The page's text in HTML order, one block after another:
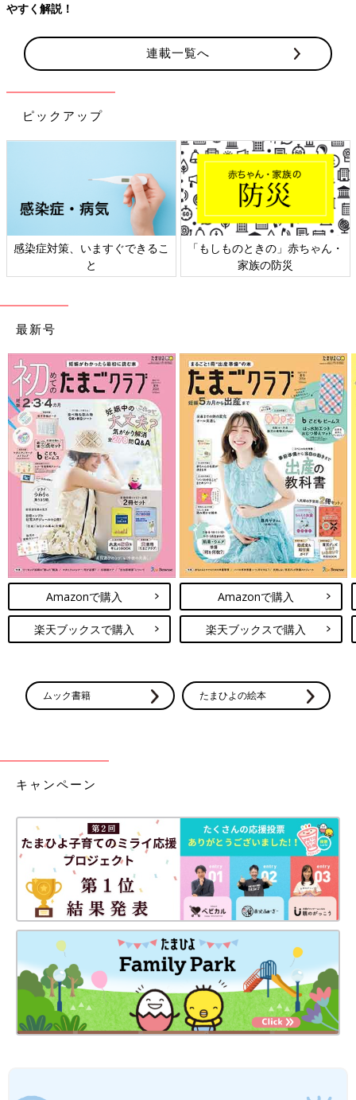
やすく解説！
連載一覧へ
ピックアップ
感染症対策、いますぐできるこ
と
「もしものときの」赤ちゃん・
家族の防災
最新号
Amazonで購入
楽天ブックスで購入
Amazonで購入
楽天ブックスで購入
ムック書籍 たまひよの絵本
キャンペーン